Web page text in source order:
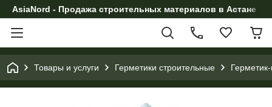
AsiaNord - Продажа строительных материалов в Астане
Товары и услуги Герметики строительные